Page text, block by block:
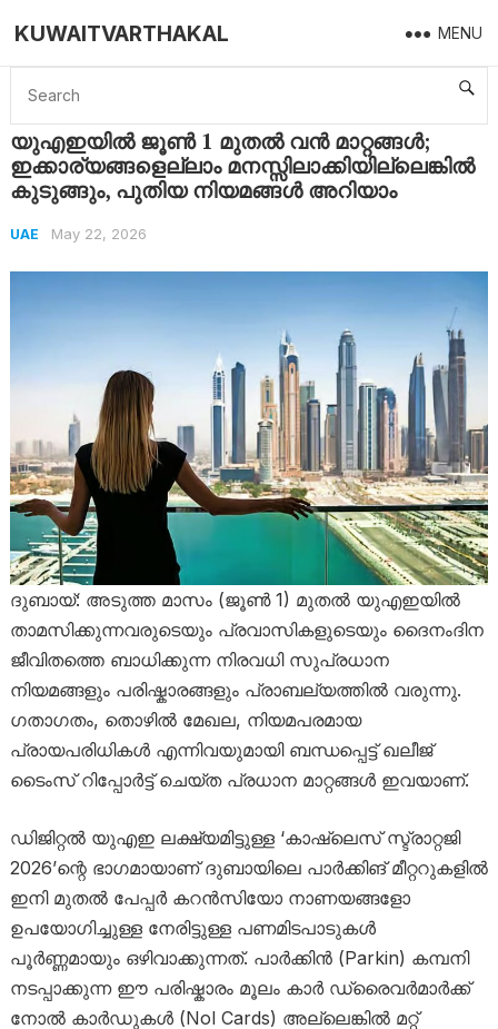
KUWAITVARTHAKAL MENU
Home UAE യുഎഇയിൽ ജൂൺ 1 മുതൽ വൻ മാറ്റങ്ങൾ; ഇക്കാര്യങ്ങളെല്ലാം മനസ്സിലാക്കിയില്ലെങ്കിൽ കുടുങ്ങും, പുതിയ നിയമങ്ങൾ അറിയാം
യുഎഇയിൽ ജൂൺ 1 മുതൽ വൻ മാറ്റങ്ങൾ;
ഇക്കാര്യങ്ങളെല്ലാം മനസ്സിലാക്കിയില്ലെങ്കിൽ
കുടുങ്ങും, പുതിയ നിയമങ്ങൾ അറിയാം
UAE May 22, 2026
ദുബായ്: അടുത്ത മാസം (ജൂൺ 1) മുതൽ യുഎഇയിൽ
താമസിക്കുന്നവരുടെയും പ്രവാസികളുടെയും ദൈനംദിന
ജീവിതത്തെ ബാധിക്കുന്ന നിരവധി സുപ്രധാന
നിയമങ്ങളും പരിഷ്കാരങ്ങളും പ്രാബല്യത്തിൽ വരുന്നു.
ഗതാഗതം, തൊഴിൽ മേഖല, നിയമപരമായ
പ്രായപരിധികൾ എന്നിവയുമായി ബന്ധപ്പെട്ട് ഖലീജ്
ടൈംസ് റിപ്പോർട്ട് ചെയ്ത പ്രധാന മാറ്റങ്ങൾ ഇവയാണ്.
ഡിജിറ്റൽ യുഎഇ ലക്ഷ്യമിട്ടുള്ള ‘കാഷ്‌ലെസ് സ്ട്രാറ്റജി
2026’ന്റെ ഭാഗമായാണ് ദുബായിലെ പാർക്കിങ് മീറ്ററുകളിൽ
ഇനി മുതൽ പേപ്പർ കറൻസിയോ നാണയങ്ങളോ
ഉപയോഗിച്ചുള്ള നേരിട്ടുള്ള പണമിടപാടുകൾ
പൂർണ്ണമായും ഒഴിവാക്കുന്നത്. പാർക്കിൻ (Parkin) കമ്പനി
നടപ്പാക്കുന്ന ഈ പരിഷ്കാരം മൂലം കാർ ഡ്രൈവർമാർക്ക്
നോൽ കാർഡുകൾ (Nol Cards) അല്ലെങ്കിൽ മറ്റ്